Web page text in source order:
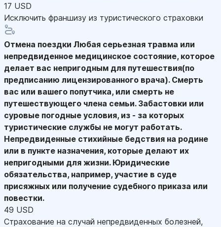
17 USD
Исключить франшизу из туристического страховки
Отмена поездки Любая серьезная травма или
непредвиденное медицинское состояние, которое
делает вас непригодным для путешествия(по
предписанию лицензированного врача). Смерть
вас или вашего попутчика, или смерть не
путешествующего члена семьи. Забастовки или
суровые погодные условия, из - за которых
туристические службы не могут работать.
Непредвиденные стихийные бедствия на родине
или в пункте назначения, которые делают их
непригодными для жизни. Юридические
обязательства, например, участие в суде
присяжных или получение судебного приказа или
повестки.
49 USD
Страхование на случай непредвиденных болезней,